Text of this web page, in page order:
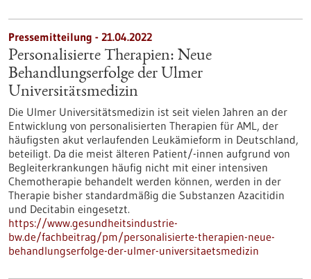
Pressemitteilung - 21.04.2022
Personalisierte Therapien: Neue
Behandlungserfolge der Ulmer
Universitätsmedizin
Die Ulmer Universitätsmedizin ist seit vielen Jahren an der
Entwicklung von personalisierten Therapien für AML, der
häufigsten akut verlaufenden Leukämieform in Deutschland,
beteiligt. Da die meist älteren Patient/-innen aufgrund von
Begleiterkrankungen häufig nicht mit einer intensiven
Chemotherapie behandelt werden können, werden in der
Therapie bisher standardmäßig die Substanzen Azacitidin
und Decitabin eingesetzt.
https://www.gesundheitsindustrie-
bw.de/fachbeitrag/pm/personalisierte-therapien-neue-
behandlungserfolge-der-ulmer-universitaetsmedizin